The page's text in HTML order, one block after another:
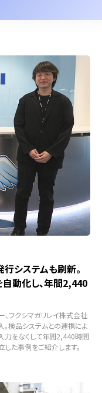
システムも刷新。
動化し、年間2,440
、フクシマガリレイ株式会社
。検品システムとの連携によ
力をなくして年間2,440時間
た事例をご紹介します。